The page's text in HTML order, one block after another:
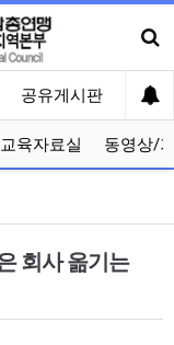
공유게시판 선거
교육자료실 동영상/
회사 옮기는